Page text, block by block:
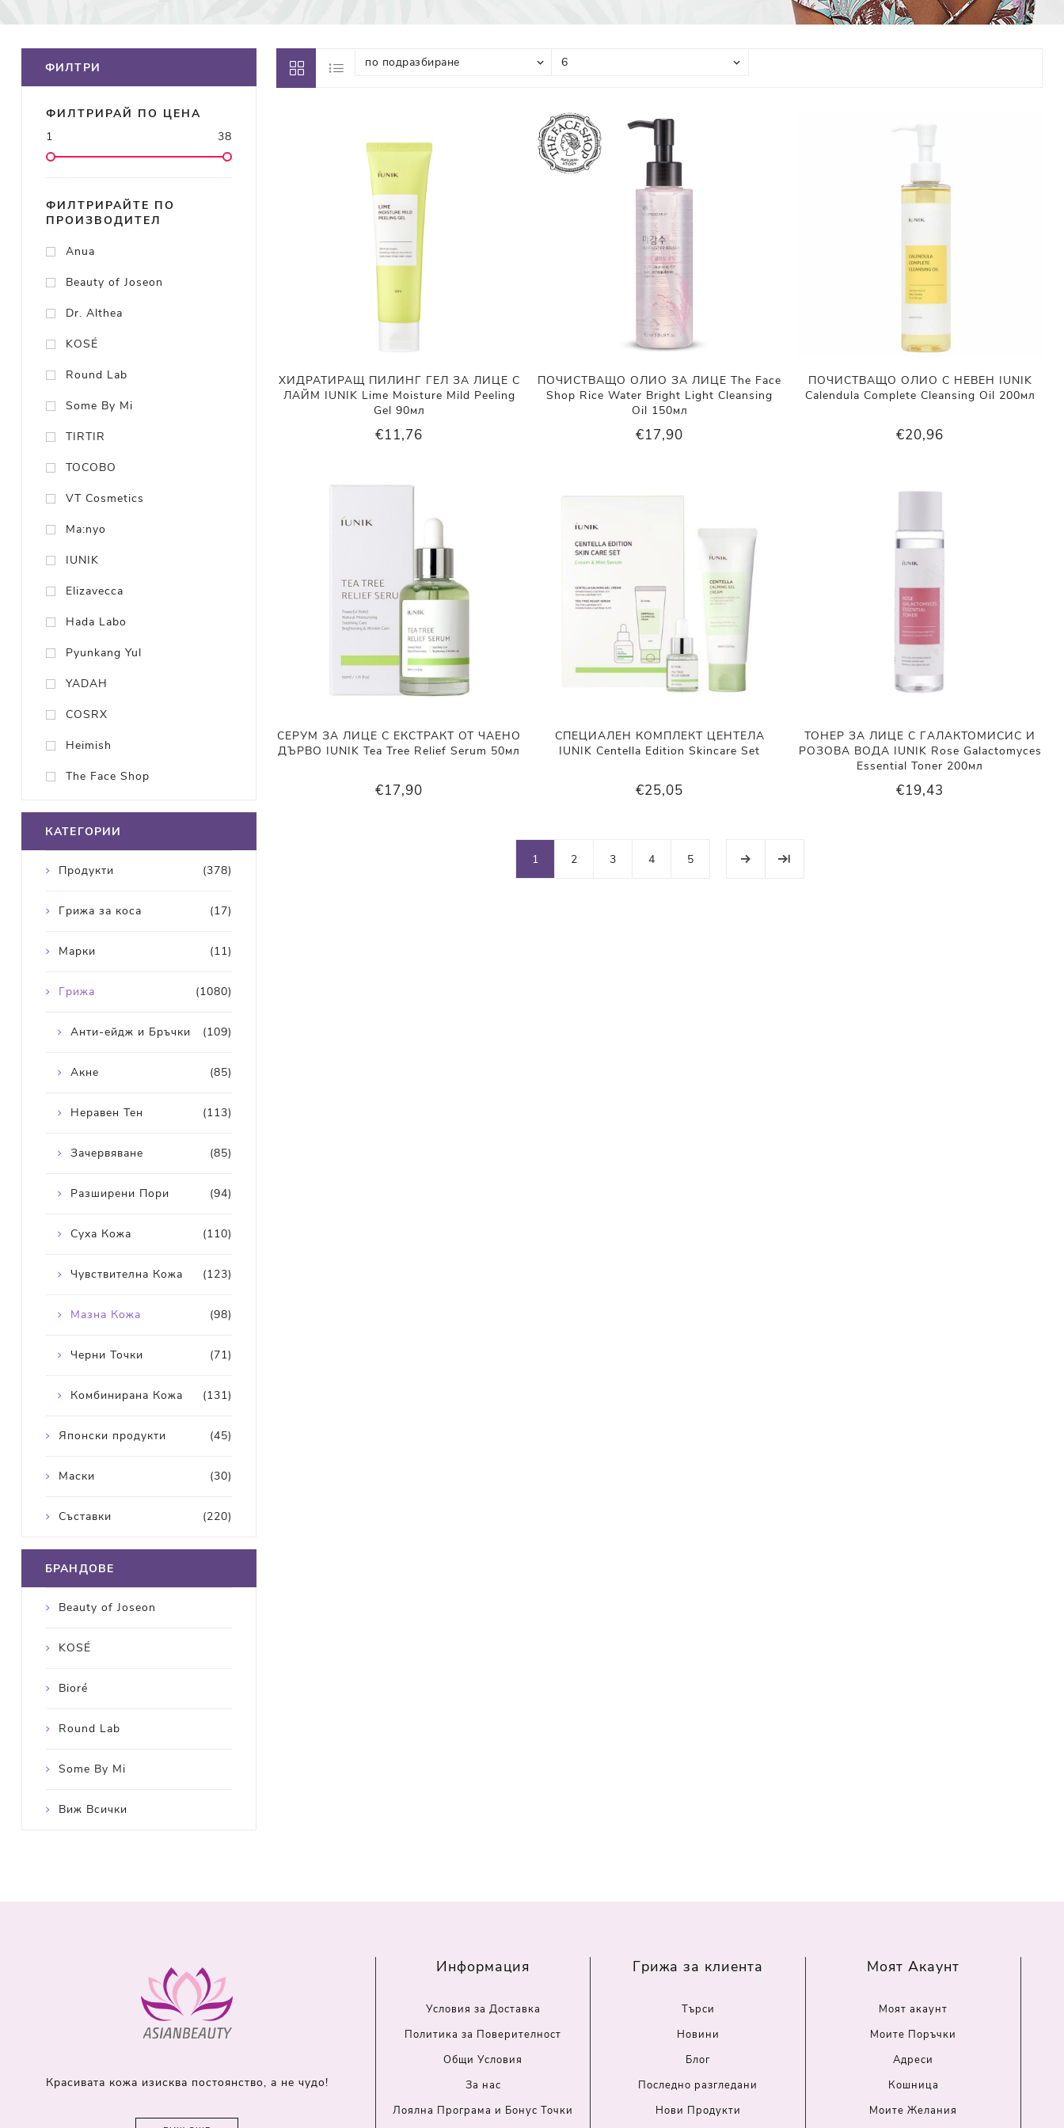
Витамин Е
ХИДРАТИРАЩ ПИЛИНГ ГЕЛ ЗА ЛИЦЕ С
ЛАЙМ IUNIK Lime Moisture Mild Peeling
Gel 90мл
€11,76
ПОЧИСТВАЩО ОЛИО ЗА ЛИЦЕ The Face
Shop Rice Water Bright Light Cleansing
Oil 150мл
€17,90
ПОЧИСТВАЩО ОЛИО С НЕВЕН IUNIK
Calendula Complete Cleansing Oil 200мл
€20,96
СЕРУМ ЗА ЛИЦЕ С ЕКСТРАКТ ОТ ЧАЕНО
ДЪРВО IUNIK Tea Tree Relief Serum 50мл
€17,90
СПЕЦИАЛЕН КОМПЛЕКТ ЦЕНТЕЛА
IUNIK Centella Edition Skincare Set
€25,05
ТОНЕР ЗА ЛИЦЕ С ГАЛАКТОМИСИС И
РОЗОВА ВОДА IUNIK Rose Galactomyces
Essential Toner 200мл
€19,43
1 2 3 4 5
ФИЛТРИ
ФИЛТРИРАЙ ПО ЦЕНА
1
38
ФИЛТРИРАЙТЕ ПО
ПРОИЗВОДИТЕЛ
Anua
Beauty of Joseon
Dr. Althea
KOSÉ
Round Lab
Some By Mi
TIRTIR
TOCOBO
VT Cosmetics
Ma:nyo
IUNIK
Elizavecca
Hada Labo
Pyunkang Yul
YADAH
COSRX
Heimish
The Face Shop
КАТЕГОРИИ
(378)
Продукти
(17)
Грижа за коса
(11)
Марки
(1080)
Грижа
(109)
Анти-ейдж и Бръчки
(85)
Акне
(113)
Неравен Тен
(85)
Зачервяване
(94)
Разширени Пори
(110)
Суха Кожа
(123)
Чувствителна Кожа
(98)
Мазна Кожа
(71)
Черни Точки
(131)
Комбинирана Кожа
(45)
Японски продукти
(30)
Маски
(220)
Съставки
БРАНДОВЕ
Beauty of Joseon
KOSÉ
Bioré
Round Lab
Some By Mi
Виж Всички
Красивата кожа изисква постоянство, а не чудо!
Информация
Условия за Доставка
Политика за Поверителност
Общи Условия
За нас
Лоялна Програма и Бонус Точки
Грижа за клиента
Търси
Новини
Блог
Последно разгледани
Нови Продукти
Моят Акаунт
Моят акаунт
Моите Поръчки
Адреси
Кошница
Моите Желания